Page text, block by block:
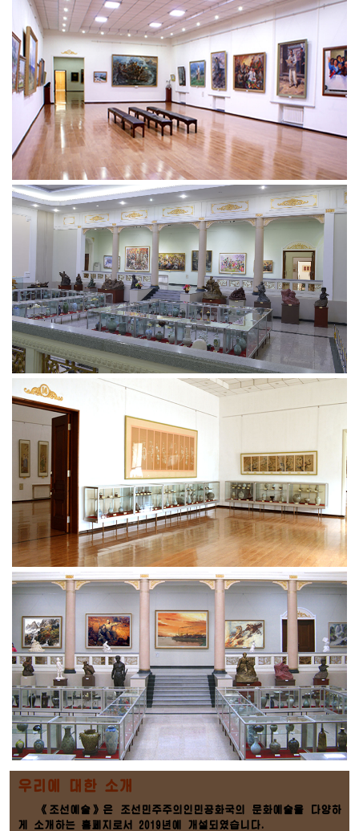
우리에 대한 소개
《조선예술》은 조선민주주의인민공화국의 문화예술을 다양하
게 소개하는 홈페지로서 2019년에 개설되였습니다.